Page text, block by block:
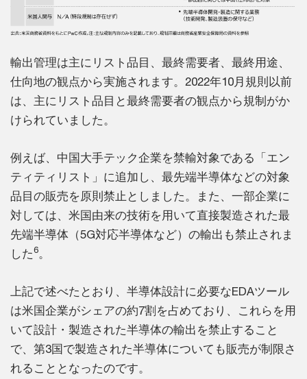
輸出管理は主にリスト品目、最終需要者、最終用途、
仕向地の観点から実施されます。2022年10月規則以前
は、主にリスト品目と最終需要者の観点から規制がか
けられていました。
例えば、中国大手テック企業を禁輸対象である「エン
ティティリスト」に追加し、最先端半導体などの対象
品目の販売を原則禁止としました。また、一部企業に
対しては、米国由来の技術を用いて直接製造された最
先端半導体（5G対応半導体など）の輸出も禁止されま
した6。
上記で述べたとおり、半導体設計に必要なEDAツール
は米国企業がシェアの約7割を占めており、これらを用
いて設計・製造された半導体の輸出を禁止すること
で、第3国で製造された半導体についても販売が制限さ
れることとなったのです。